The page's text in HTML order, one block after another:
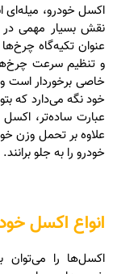
اکسل خودرو،
نقش بسیار مهمی در
عنوان تکیه‌گاه
و تنظیم سرعت
خاصی برخوردار است
خود نگه می‌دارد که
عبارت ساده‌تر،
علاوه بر تحمل وزن
خودرو را به جلو برانند.
انواع اکسل
اکسل‌ها را می‌توان